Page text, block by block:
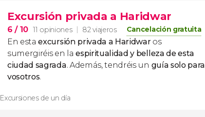
Excursión privada a Haridwar
6/ 10 11 opiniones 82 viajeros Cancelación gratuita
En esta excursión privada a Haridwar os
sumergiréis en laespiritualidad y belleza de esta
ciudad sagrada. Además, tendréis un guía solo para
vosotros.
Excursiones de un día